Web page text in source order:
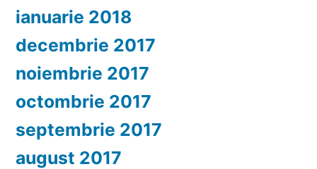
ianuarie 2018
decembrie 2017
noiembrie 2017
octombrie 2017
septembrie 2017
august 2017